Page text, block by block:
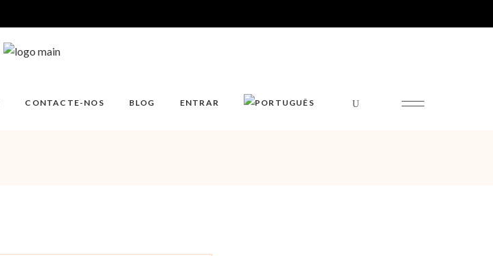
CONTACTE-NOS BLOG ENTRAR